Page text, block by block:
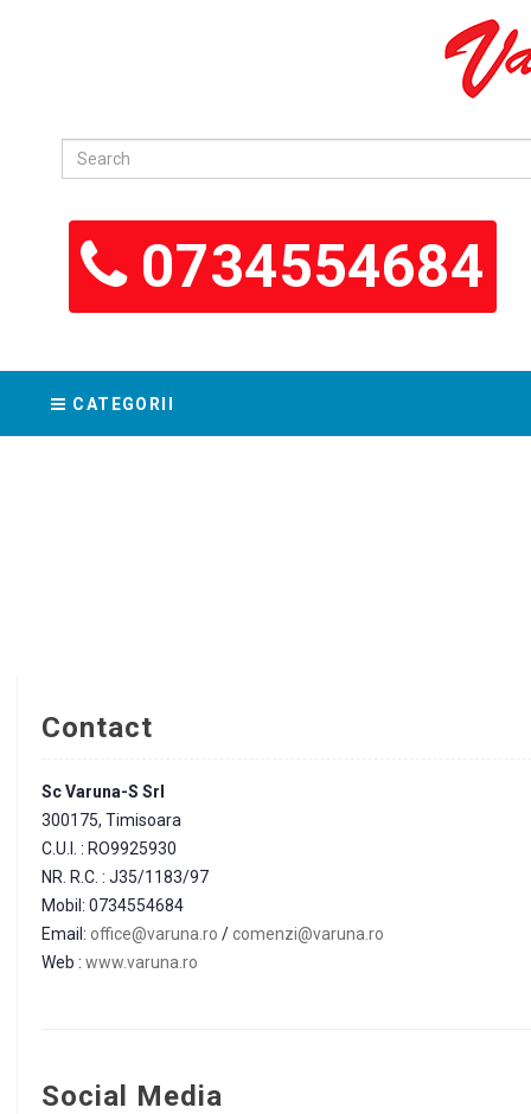
0734554684
CATEGORII
Contact
Sc Varuna-S Srl
300175, Timisoara
C.U.I. : RO9925930
NR. R.C. : J35/1183/97
Mobil: 0734554684
Email: office@varuna.ro /comenzi@varuna.ro
Web : www.varuna.ro
Social Media